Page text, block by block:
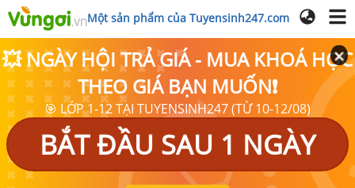
Một sản phẩm của Tuyensinh247.com
💥 NGÀY HỘI TRẢ GIÁ - MUA KHOÁ HỌC
THEO GIÁ BẠN MUỐN❗
🎯 LỚP 1-12 TẠI TUYENSINH247 (TỪ 10-12/08)
BẮT ĐẦU SAU 1 NGÀY